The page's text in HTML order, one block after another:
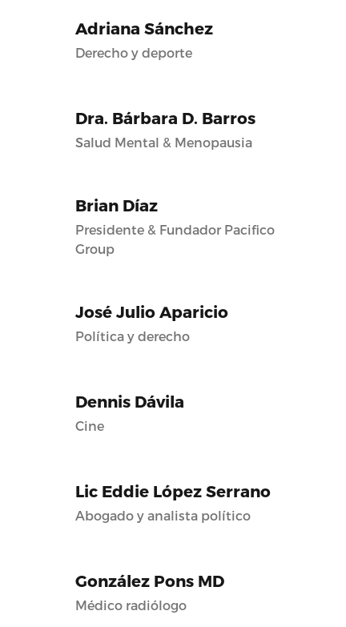
Adriana Sánchez
Derecho y deporte
Dra. Bárbara D. Barros
Salud Mental & Menopausia
Brian Díaz
Presidente & Fundador Pacifico
Group
José Julio Aparicio
Política y derecho
Dennis Dávila
Cine
Lic Eddie López Serrano
Abogado y analista político
González Pons MD
Médico radiólogo